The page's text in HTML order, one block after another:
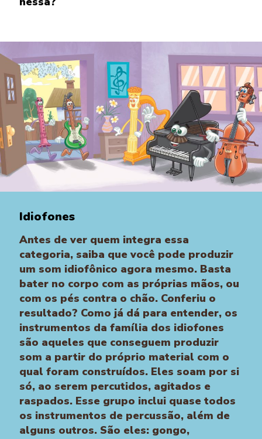
Idiofones
Antes de ver quem integra essa
categoria, saiba que você pode produzir
um som idiofônico agora mesmo. Basta
bater no corpo com as próprias mãos, ou
com os pés contra o chão. Conferiu o
resultado? Como já dá para entender, os
instrumentos da família dos idiofones
são aqueles que conseguem produzir
som a partir do próprio material com o
qual foram construídos. Eles soam por si
só, ao serem percutidos, agitados e
raspados. Esse grupo inclui quase todos
os instrumentos de percussão, além de
alguns outros. São eles: gongo,